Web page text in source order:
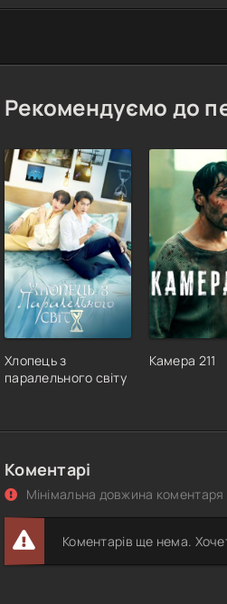
Рекомендуємо до
Хлопець з
паралельного світу
Камера 211
Коментарі
Мінімальна довжина
Коментарів ще нема.